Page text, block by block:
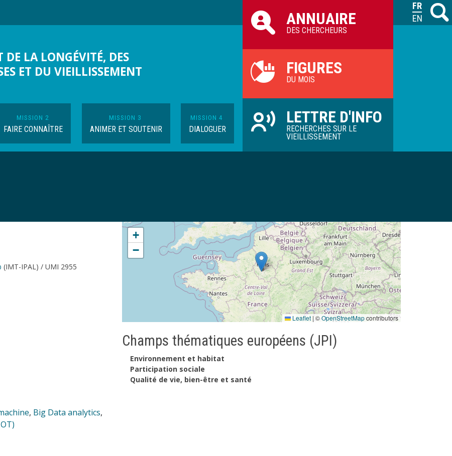
M
DE LA LONGÉVITÉ, DES
ET DU VIEILLISSEMENT
MISSION 2
FAIRE CONNAÎTRE
MISSION 3
ANIMER ET SOUTENIR
MISSION 4
DIALOGUER
ILVV
ANNUAIRE
DES CHERCHEURS
FIGURES
DU MOIS
LETTRE D'INFO
RECHERCHES SUR LE
VIEILLISSEMENT
(IMT-IPAL) / UMI 2955
+
−
Leaflet | ©OpenStreetMapcontributors
, Big Data analytics,
Champs thématiques européens (JPI)
Environnement et habitat
Participation sociale
Qualité de vie, bien-être et santé
FRANÇAIS
ENGLISH